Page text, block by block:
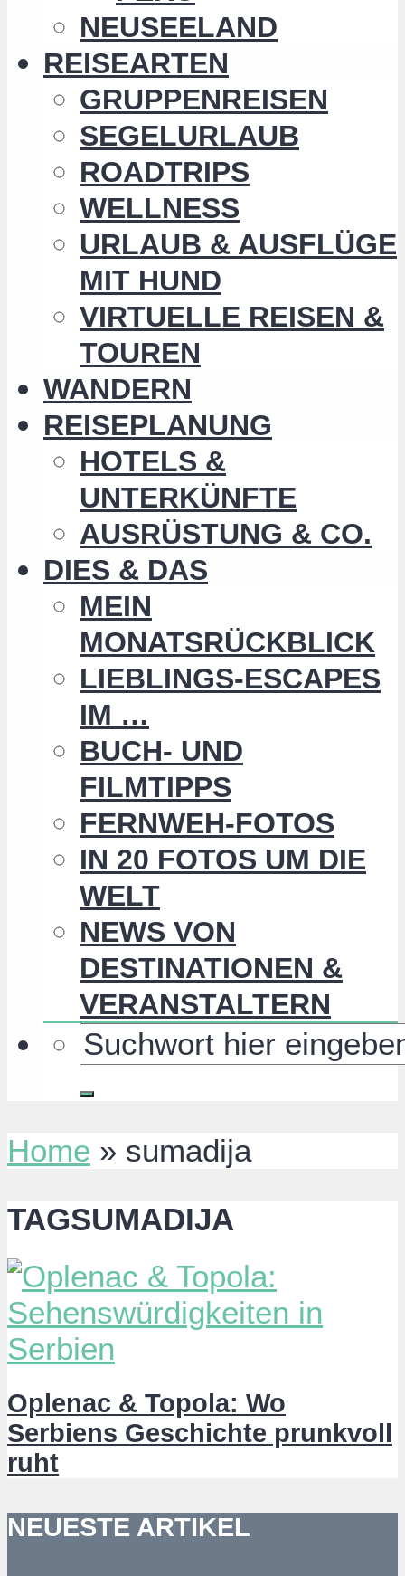
NEUSEELAND
REISEARTEN
GRUPPENREISEN
SEGELURLAUB
ROADTRIPS
WELLNESS
URLAUB & AUSFLÜGE
MIT HUND
VIRTUELLE REISEN &
TOUREN
WANDERN
REISEPLANUNG
HOTELS &
UNTERKÜNFTE
AUSRÜSTUNG & CO.
DIES & DAS
MEIN
MONATSRÜCKBLICK
LIEBLINGS-ESCAPES
IM …
BUCH- UND
FILMTIPPS
FERNWEH-FOTOS
IN 20 FOTOS UM DIE
WELT
NEWS VON
DESTINATIONEN &
VERANSTALTERN
Home » sumadija
TAGSUMADIJA
Oplenac & Topola: Wo
Serbiens Geschichte prunkvoll
ruht
NEUESTE ARTIKEL